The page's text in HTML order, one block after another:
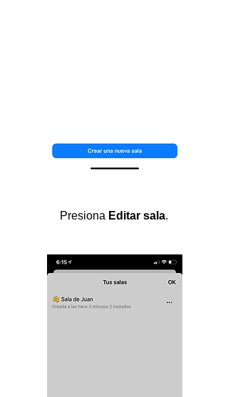
Presiona Editar sala.